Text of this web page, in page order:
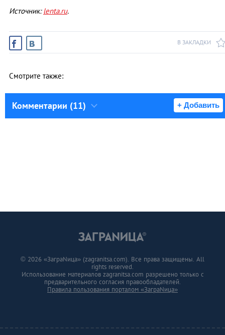
Источник:lenta.ru.
В ЗАКЛАДКИ
Смотрите также:
Комментарии (11) + Добавить
© 2026 «ЗаграNица» (zagranitsa.com). Все права защищены. All
rights reserved.
Использование материалов zagranitsa.com разрешено только с
предварительного согласия правообладателей.
Правила пользования порталом «ЗаграNица»